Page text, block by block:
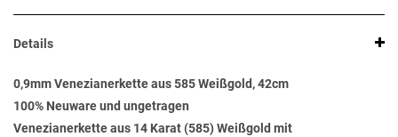
Details
0,9mm Venezianerkette aus 585 Weißgold, 42cm
100% Neuware und ungetragen
Venezianerkette aus 14 Karat (585) Weißgold mit